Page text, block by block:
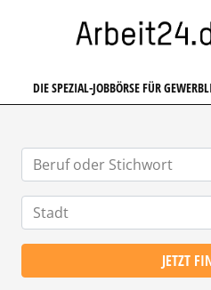
DIE SPEZIAL-JOBBÖRSE FÜR
JETZT